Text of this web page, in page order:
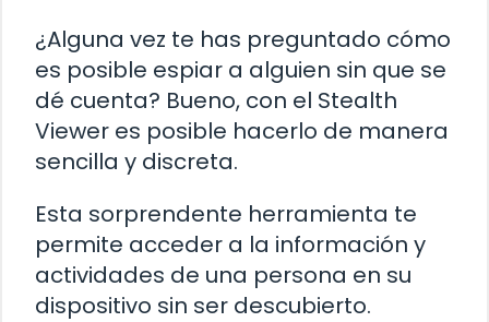
¿Alguna vez te has preguntado cómo
es posible espiar a alguien sin que se
dé cuenta? Bueno, con el Stealth
Viewer es posible hacerlo de manera
sencilla y discreta.
Esta sorprendente herramienta te
permite acceder a la información y
actividades de una persona en su
dispositivo sin ser descubierto.